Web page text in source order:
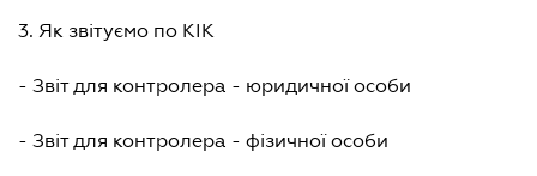
3. Як звітуємо по КІК
- Звіт для контролера - юридичної особи
- Звіт для контролера - фізичної особи